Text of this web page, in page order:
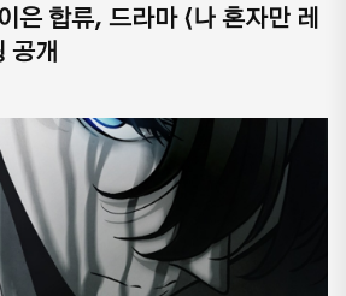
은 합류, 드라마 ⟨나 혼자만 레
공개